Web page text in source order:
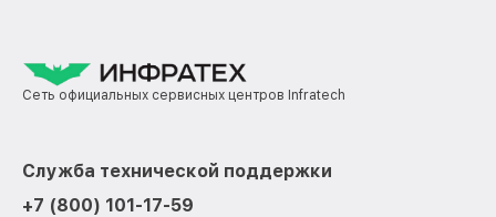
Сеть официальных сервисных центров Infratech
Служба технической поддержки
+7 (800) 101-17-59